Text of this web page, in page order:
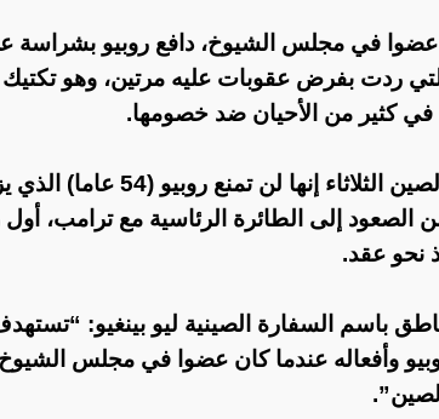
في مجلس الشيوخ، دافع روبيو بشراسة
ردت بفرض عقوبات عليه مرتين، وهو تكتيك
في كثير من الأحيان ضد خصومها.
وقالت الصين الثلاثاء إنها لن
الصعود إلى الطائرة الرئاسية مع ترامب،
نحو عقد.
باسم السفارة الصينية ليو بينغيو:
وأفعاله عندما كان عضوا في مجلس